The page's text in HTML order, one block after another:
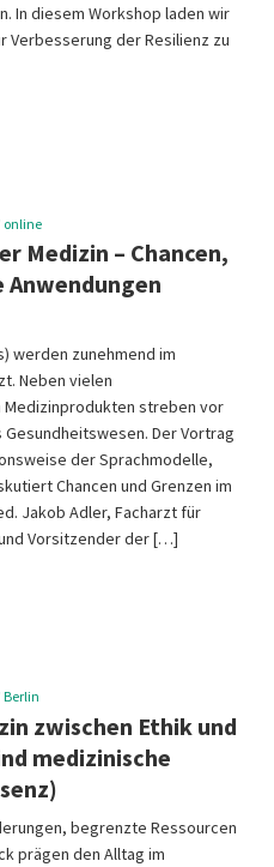
In diesem Workshop laden wir
Verbesserung der Resilienz zu
online
Medizin – Chancen,
Anwendungen
werden zunehmend im
Neben vielen
streben vor
Der Vortrag
der Sprachmodelle,
Chancen und Grenzen im
Jakob Adler, Facharzt für
Vorsitzender der […]
Berlin
zwischen Ethik und
medizinische
begrenzte Ressourcen
prägen den Alltag im